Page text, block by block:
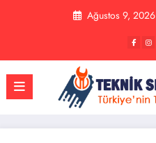
Ağustos 9, 2026